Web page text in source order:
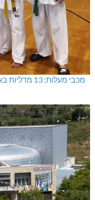
מכבי מעלות: 13 מדליות באליפות ישראל